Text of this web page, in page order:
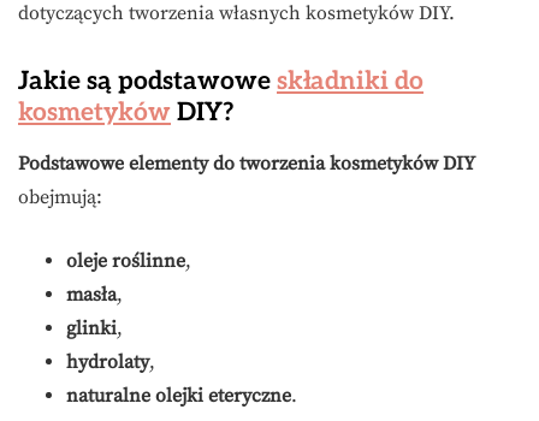
dotyczących tworzenia własnych kosmetyków DIY.
Jakie są podstawowe składniki do
kosmetyków DIY?
Podstawowe elementy do tworzenia kosmetyków DIY
obejmują:
oleje roślinne,
masła,
glinki,
hydrolaty,
naturalne olejki eteryczne.